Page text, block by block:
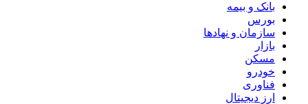
بانک و بیمه
بورس
سازمان و نهادها
بازار
مسکن
خودرو
فناوری
ارز دیجیتال